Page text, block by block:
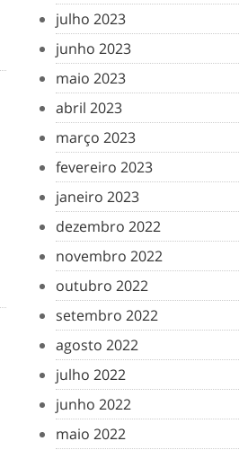
julho 2023
junho 2023
maio 2023
abril 2023
março 2023
fevereiro 2023
janeiro 2023
dezembro 2022
novembro 2022
outubro 2022
setembro 2022
agosto 2022
julho 2022
junho 2022
maio 2022